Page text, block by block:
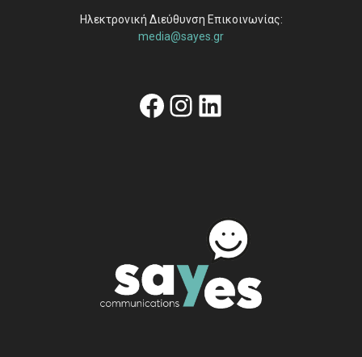
Ηλεκτρονική Διεύθυνση Επικοινωνίας:
media@sayes.gr
Facebook
Instagram
Linkedin